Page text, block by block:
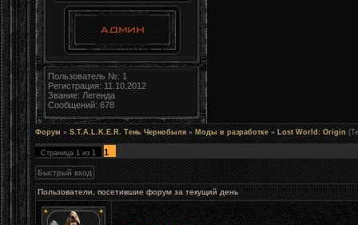
Пользователь №: 1
Регистрация: 11.10.2012
Звание: Легенда
Сообщений: 678
Форум » S.T.A.L.K.E.R. Тень Чернобыля » Моды в разработке » Lost World: Origin
Страница 1 из 1 1
Пользователи, посетившие форум за текущий день